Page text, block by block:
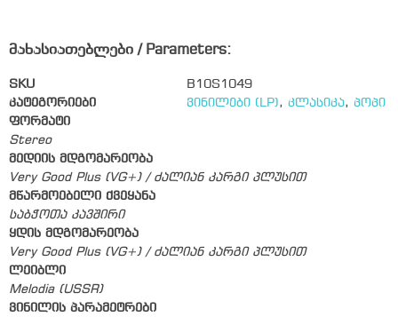
მახასიათებლები / Parameters:
SKU
B10S1049
კატეგორიები
ვინილები (LP), კლასიკა, პოპი
ფორმატი
Stereo
მედიის მდგომარეობა
Very Good Plus (VG+) / ძალიან კარგი პლუსით
მწარმოებელი ქვეყანა
საბჭოთა კავშირი
ყდის მდგომარეობა
Very Good Plus (VG+) / ძალიან კარგი პლუსით
ლეიბლი
Melodia (USSR)
ვინილის პარამეტრები